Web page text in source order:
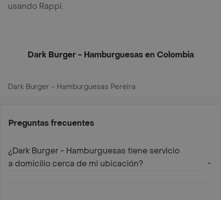
usando Rappi.
Dark Burger - Hamburguesas en Colombia
Dark Burger - Hamburguesas Pereira
Preguntas frecuentes
¿Dark Burger - Hamburguesas tiene servicio
a domicilio cerca de mi ubicación?